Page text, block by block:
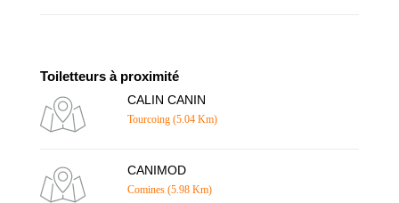
Toiletteurs à proximité
CALIN CANIN
Tourcoing (5.04 Km)
CANIMOD
Comines (5.98 Km)